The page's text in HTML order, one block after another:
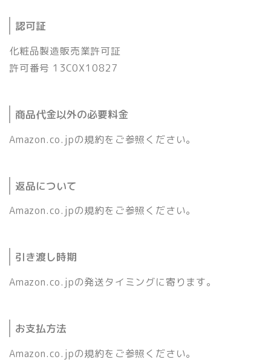
認可証
化粧品製造販売業許可証
許可番号 13C0X10827
商品代金以外の必要料金
Amazon.co.jpの規約をご参照ください。
返品について
Amazon.co.jpの規約をご参照ください。
引き渡し時期
Amazon.co.jpの発送タイミングに寄ります。
お支払方法
Amazon.co.jpの規約をご参照ください。